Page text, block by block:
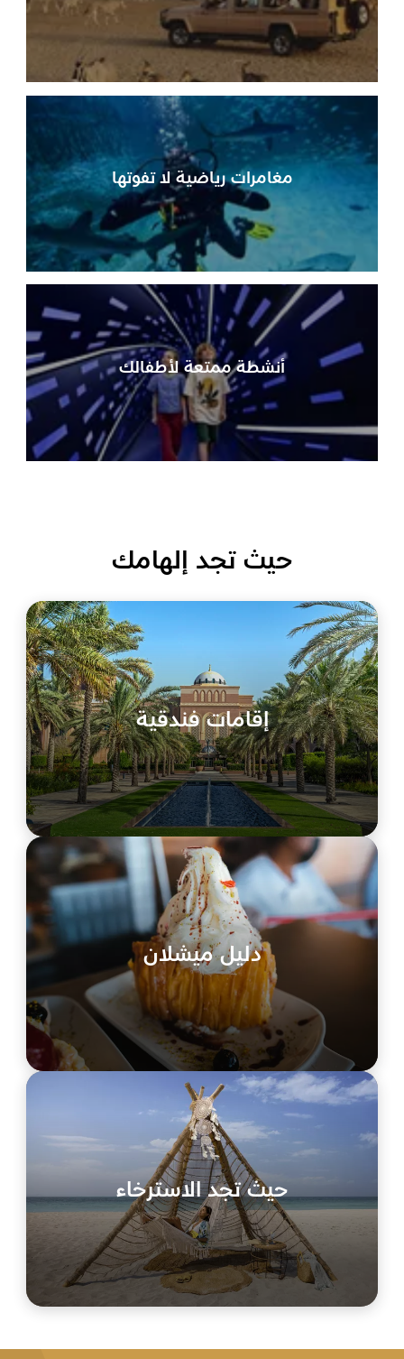
مغامرات رياضية لا تفوتها
أنشطة ممتعة لأطفالك
حيث تجد إلهامك
إقامات فندقية
دليل ميشلان
حيث تجد الاسترخاء